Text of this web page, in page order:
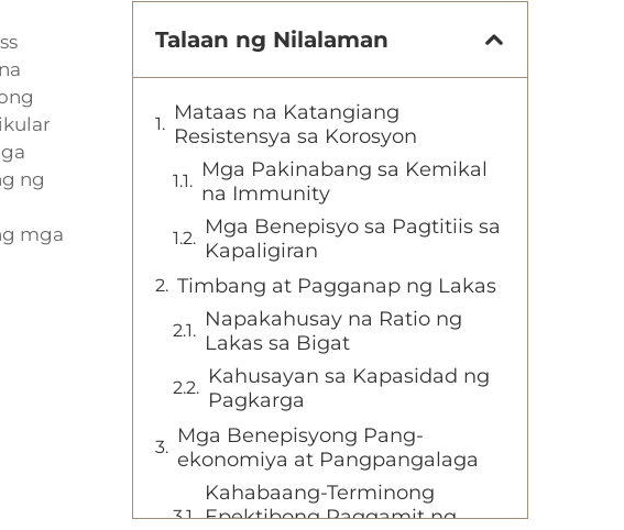
ng
mga
Talaan ng Nilalaman
Mataas na Katangiang
Resistensya sa Korosyon
Mga Pakinabang sa Kemikal
na Immunity
Mga Benepisyo sa Pagtitiis sa
Kapaligiran
Timbang at Pagganap ng Lakas
Napakahusay na Ratio ng
Lakas sa Bigat
Kahusayan sa Kapasidad ng
Pagkarga
Mga Benepisyong Pang-
ekonomiya at Pangpangalaga
Kahabaang-Terminong
Epektibong Paggamit ng